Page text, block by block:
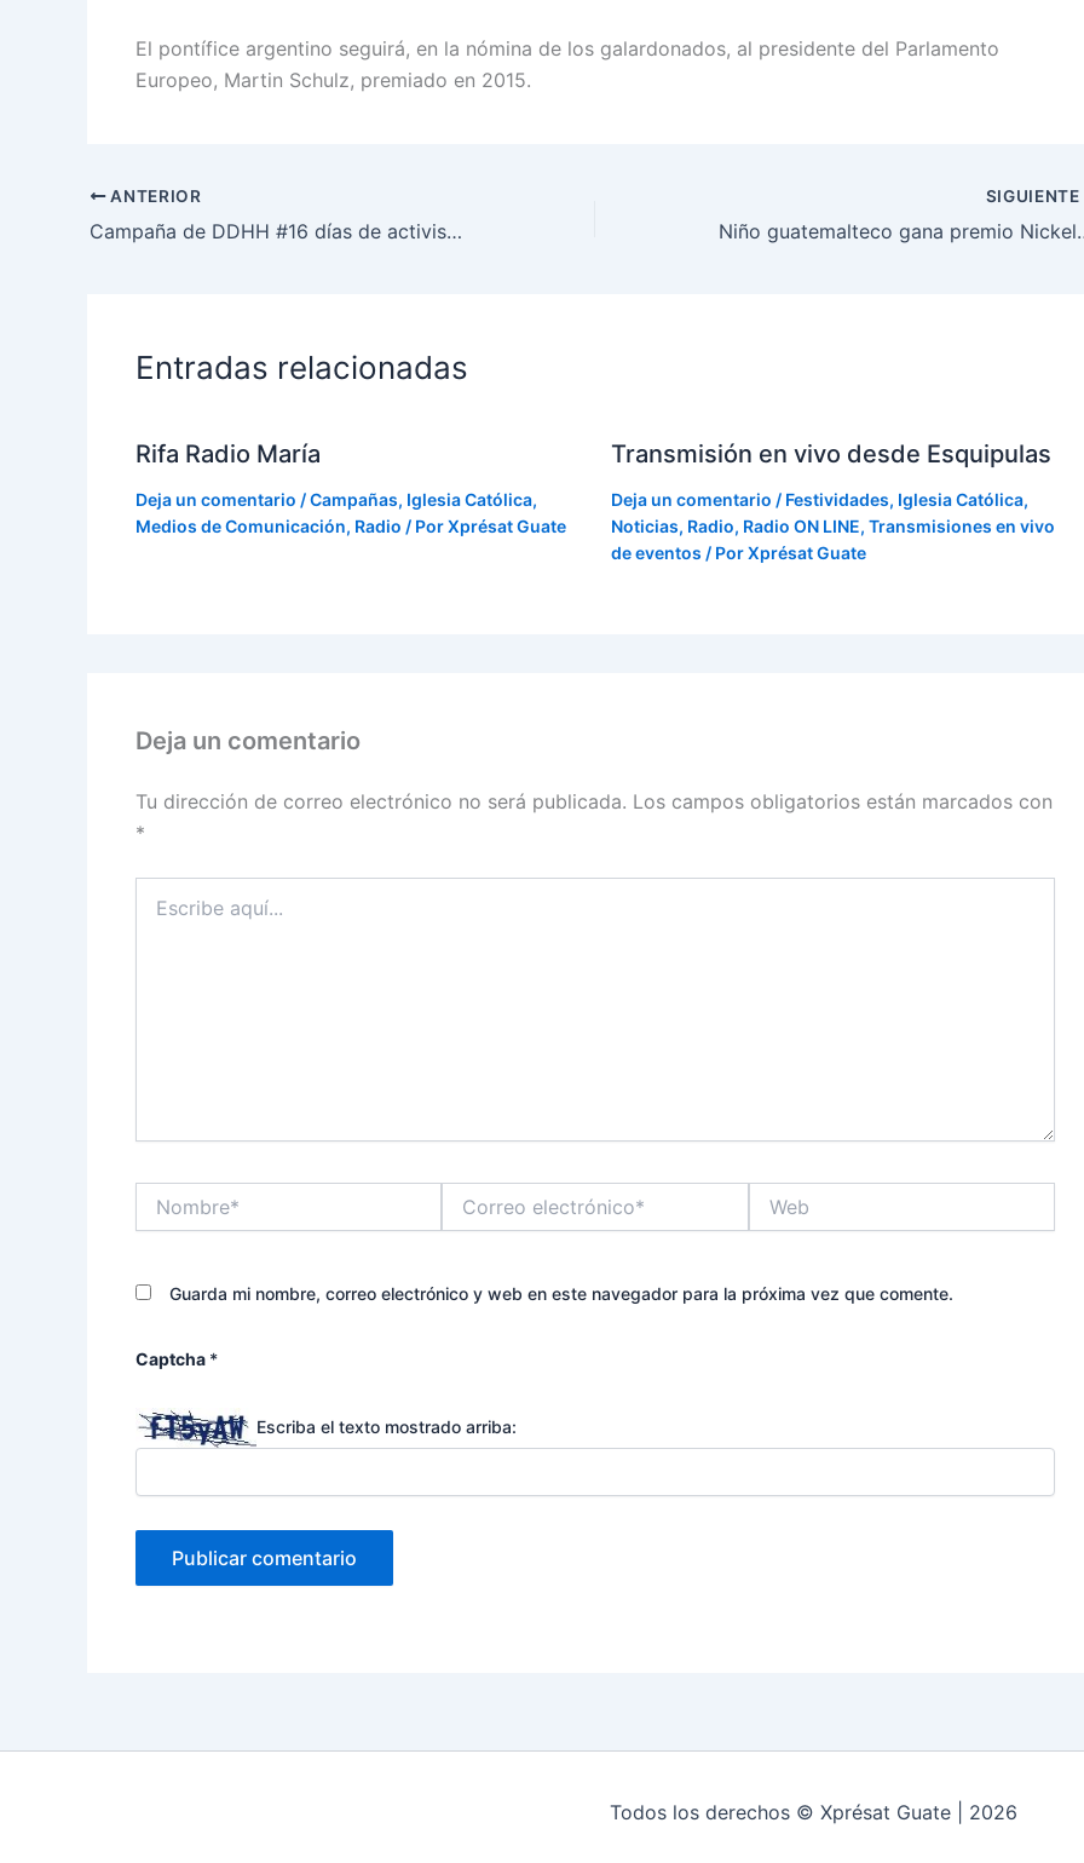
El pontífice argentino seguirá, en la nómina de los galardonados, al presidente del Parlamento
Europeo, Martin Schulz, premiado en 2015.
ANTERIOR
Campaña de DDHH #16 días de activismo
SIGUIENTE
Niño
Entradas relacionadas
Rifa Radio María
Deja un comentario /Campañas, Iglesia Católica,
Medios de Comunicación, Radio / PorXprésat Guate
Transmisión en vivo desde Esquipulas
Deja un comentario / Festividades, Iglesia Católica,
Noticias, Radio, Radio ON LINE, Transmisiones en vivo
de eventos / PorXprésat Guate
Deja un comentario
Tu dirección de correo electrónico no será publicada. Los campos obligatorios están marcados con
*
aquí...
electrónico*
Guarda mi nombre, correo electrónico y web en este navegador para la próxima vez que comente.
Captcha *
Escriba el texto mostrado arriba:
Todos los derechos © Xprésat Guate | 2026